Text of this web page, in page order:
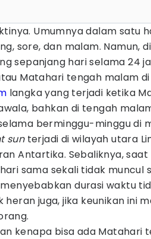
Umumnya dalam satu
sore, dan malam. Namun,
sepanjang hari selama 24
Matahari tengah malam di
langka yang terjadi ketika
bahkan di tengah
berminggu-minggu di
sunterjadi di wilayah utara
Antartika. Sebaliknya, saat
sama sekali tidak muncul
menyebabkan durasi waktu
heran juga, jika keunikan ini
kenapa bisa ada Matahari